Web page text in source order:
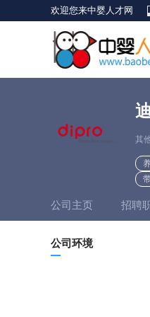
欢迎您来中婴人才网
其
公司主页 招聘
公司环境